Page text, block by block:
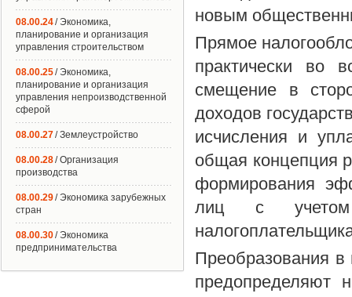
новым
Прямое
практически во
смещение в
доходов
исчисления и
общая концепция
формирования
лиц с учетом
Преобразования
предопределяют
08.00.24/ Экономика,
планирование и организация
управления строительством
08.00.25/ Экономика,
планирование и организация
управления непроизводственной
сферой
08.00.27/ Землеустройство
08.00.28/ Организация
производства
08.00.29/ Экономика зарубежных
стран
08.00.30/ Экономика
предпринимательства